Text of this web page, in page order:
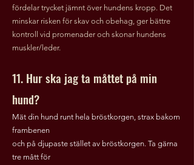
fördelar trycket jämnt över hundens kropp. Det
minskar risken för skav och obehag, ger bättre
kontroll vid promenader och skonar hundens
muskler/leder.
11. Hur ska jag ta måttet på min
hund?
Mät din hund runt hela bröstkorgen, strax bakom
frambenen
och på djupaste stället av bröstkorgen. Ta gärna
tre mått för